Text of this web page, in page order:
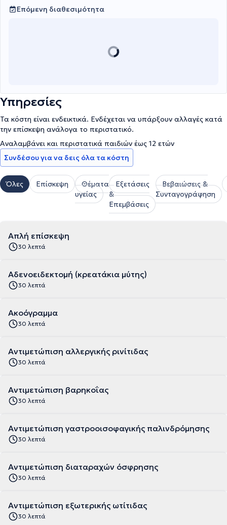
Επόμενη διαθεσιμότητα
Υπηρεσίες
Τα κόστη είναι ενδεικτικά. Ενδέχεται να υπάρξουν αλλαγές κατά
την επίσκεψη ανάλογα το περιστατικό.
Αναλαμβάνει και περιστατικά παιδιών έως 12 ετών
Συνδέσου για να δεις όλα τα κόστη
Όλες Επίσκεψη
Θέματα
υγείας
Εξετάσεις
&
Επεμβάσεις
Βεβαιώσεις &
Συνταγογράφηση
Απλή επίσκεψη
30 λεπτά
Αδενοειδεκτομή (κρεατάκια μύτης)
30 λεπτά
Ακοόγραμμα
30 λεπτά
Αντιμετώπιση αλλεργικής ρινίτιδας
30 λεπτά
Αντιμετώπιση βαρηκοΐας
30 λεπτά
Αντιμετώπιση γαστροοισοφαγικής παλινδρόμησης
30 λεπτά
Αντιμετώπιση διαταραχών όσφρησης
30 λεπτά
Αντιμετώπιση εξωτερικής ωτίτιδας
30 λεπτά